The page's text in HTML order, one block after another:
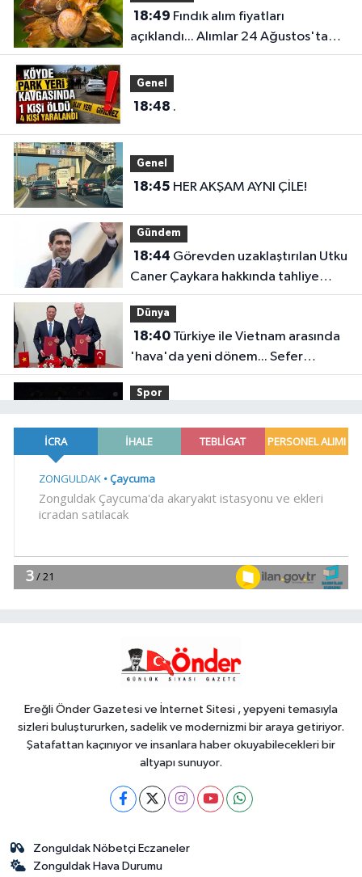
18:49
açıklandı... Alımlar 24 Ağustos'ta
başlıyor
Genel
18:48 .
Genel
18:45 HER AKŞAM AYNI ÇİLE!
Gündem
18:44
Caner Çaykara hakkında tahliye
kararı
Dünya
18:40Türkiye ile Vietnam arasında
'hava'da yeni dönem... Sefer
kapasitesi artırıldı
Spor
başladı
18:29TÜBİTAK 1707 programında
18:18
riskine karşı videolu uyarı
Ereğli Önder Gazetesi ve İnternet Sitesi , yepyeni temasıyla
sizleri buluştururken, sadelik ve modernizmi bir araya getiriyor.
Şatafattan kaçınıyor ve insanlara haber okuyabilecekleri bir
altyapı sunuyor.
Zonguldak Nöbetçi Eczaneler
Zonguldak Hava Durumu